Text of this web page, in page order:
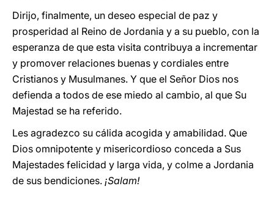
Dirijo, finalmente, un deseo especial de paz y
prosperidad al Reino de Jordania y a su pueblo, con la
esperanza de que esta visita contribuya a incrementar
y promover relaciones buenas y cordiales entre
Cristianos y Musulmanes. Y que el Señor Dios nos
defienda a todos de ese miedo al cambio, al que Su
Majestad se ha referido.
Les agradezco su cálida acogida y amabilidad. Que
Dios omnipotente y misericordioso conceda a Sus
Majestades felicidad y larga vida, y colme a Jordania
de sus bendiciones. ¡Salam!